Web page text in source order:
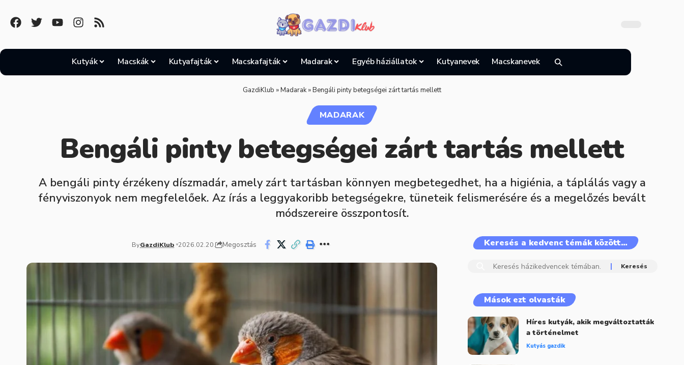
Kutyák Macskák Kutyafajták Macskafajták Madarak Egyéb háziállatok Kutyanevek Macskanevek
GazdiKlub »Madarak»Bengáli pinty betegségei zárt tartás mellett
MADARAK
Bengáli pinty betegségei zárt tartás mellett
A bengáli pinty érzékeny díszmadár, amely zárt tartásban könnyen megbetegedhet, ha a higiénia, a táplálás vagy a
fényviszonyok nem megfelelőek. Az írás a leggyakoribb betegségekre, tüneteik felismerésére és a megelőzés bevált
módszereire összpontosít.
ByGazdiKlub 2026.02.20. Megosztás Keresés a kedvenc témák között…
Mások ezt olvasták
Híres kutyák, akik megváltoztatták
a történelmet
Kutyás gazdik